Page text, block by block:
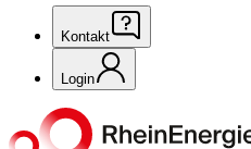
Kontakt
Login